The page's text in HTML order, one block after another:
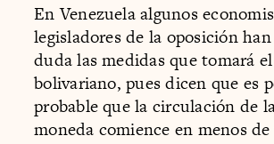
En Venezuela algunos
legisladores de la oposición
duda las medidas que tomará
bolivariano, pues dicen que es
probable que la circulación de
moneda comience en menos